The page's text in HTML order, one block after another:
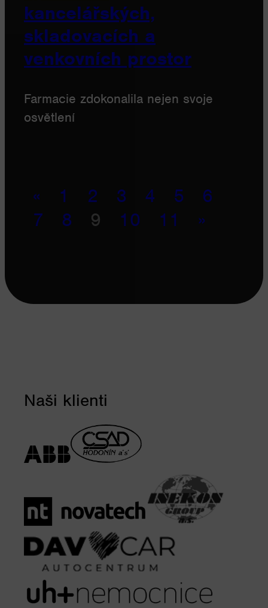
kancelářských,
skladovacích a
venkovních prostor
Farmacie zdokonalila nejen svoje
osvětlení
« 1 2 3 4 5
6
7
8 9 10 11 »
Naši klienti